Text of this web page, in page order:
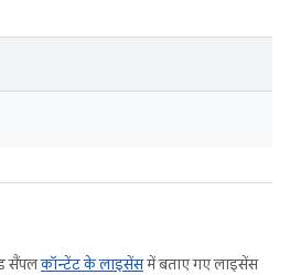
सैंपलकॉन्टेंट के लाइसेंसमें बताए गए लाइसेंस